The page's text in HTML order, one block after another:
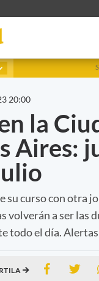
20:00
la
Aires:
su curso con otra
volverán a ser las
todo el día.